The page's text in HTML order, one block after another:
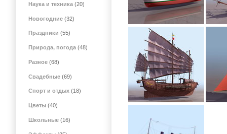
Наука и техника (20)
Новогодние (32)
Праздники (55)
Природа, погода (48)
Разное (68)
Свадебные (69)
Спорт и отдых (18)
Цветы (40)
Школьные (16)